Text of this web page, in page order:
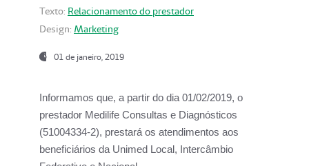
Texto: Relacionamento do prestador
Design: Marketing
01 de janeiro, 2019
Informamos que, a partir do dia 01/02/2019, o
prestador Medilife Consultas e Diagnósticos
(51004334-2), prestará os atendimentos aos
beneficiários da Unimed Local, Intercâmbio